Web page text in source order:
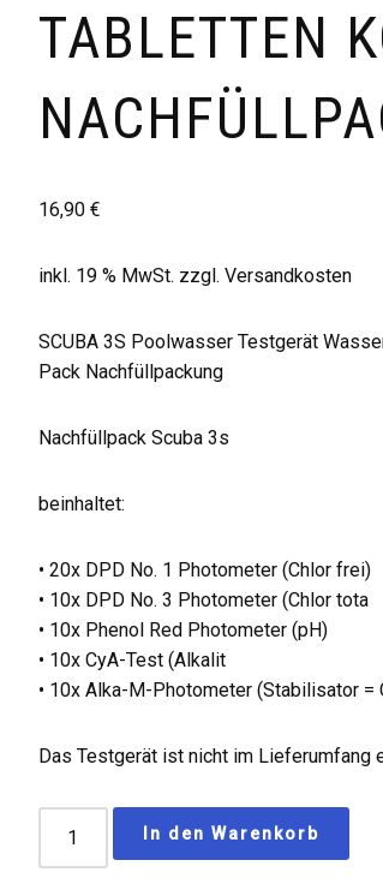
TABLETTEN
16,90€
inkl. 19 % MwSt. zzgl.Versandkosten
SCUBA 3S Poolwasser Testgerät
Pack Nachfüllpackung
Nachfüllpack Scuba 3s
beinhaltet:
• 20x DPD No. 1 Photometer (Chlor frei)
• 10x DPD No. 3 Photometer (Chlor tota
• 10x Phenol Red Photometer (pH)
• 10x CyA-Test (Alkalit
• 10x Alka-M-Photometer (Stabilisator =
Das Testgerät ist nicht im Lieferumfang
In den Warenkorb